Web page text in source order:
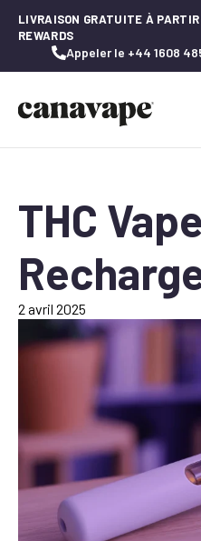
LIVRAISON GRATUITE À
REWARDS
Appeler le +44 1608
THC
2 avril 2025